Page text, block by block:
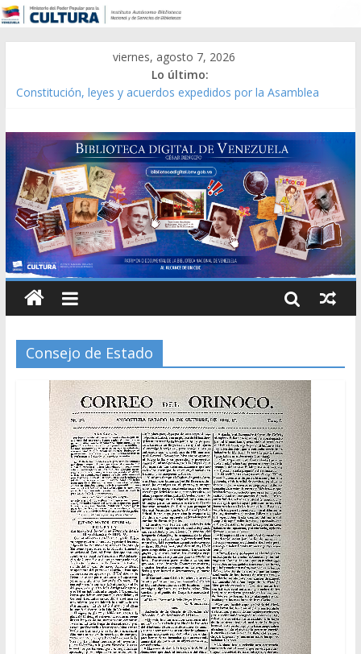
viernes, agosto 7, 2026
Lo último:
Constitución, leyes y acuerdos expedidos por la Asamblea
Modesta Bor Sánchez [material gráfico]
Gaceta Oficial de la República de Venezuela año CXXXIII Mes V,
Caracas 09 de marzo de 2006 N° 38.394
Catálogo temático de obras de Modesta Bor
Consejo de Estado